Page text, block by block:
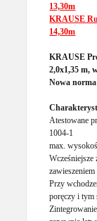
13,30m
KRAUSE
14,30m
KRAUSE
2,0x1,35 m,
Nowa
Atestowane
1004-1
max.
Przy
poręczy i tym